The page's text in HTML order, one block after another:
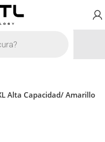
Alta Capacidad/ Amarillo